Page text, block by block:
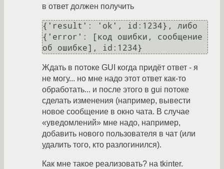
в ответ должен получить
{'result': 'ok', id:1234}, либо
{'error': [код ошибки, сообщение
об ошибке], id:1234}
Ждать в потоке GUI когда придёт ответ - я
не могу... но мне надо этот ответ как-то
обработать... и после этого в gui потоке
сделать изменения (например, вывести
новое сообщение в окно чата. В случае
«уведомлений» мне надо, например,
добавить нового пользователя в чат (или
удалить того, кто разлогинился).
Как мне такое реализовать? на tkinter.